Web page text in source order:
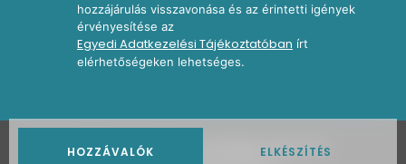
HOZZÁVALÓK ELKÉSZÍTÉS
hozzájárulás visszavonása és az érintetti igények
érvényesítése az
Egyedi Adatkezelési Tájékoztatóban írt
elérhetőségeken lehetséges.
2026Nosalty · Central Médiacsoport Zrt.